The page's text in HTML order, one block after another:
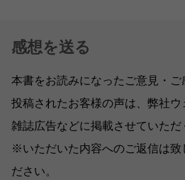
感想を送る
本書をお読みになったご意見・ご
投稿されたお客様の声は、弊社ウ
雑誌広告などに掲載させていただ
※いただいた内容へのご返信は致
ださい。